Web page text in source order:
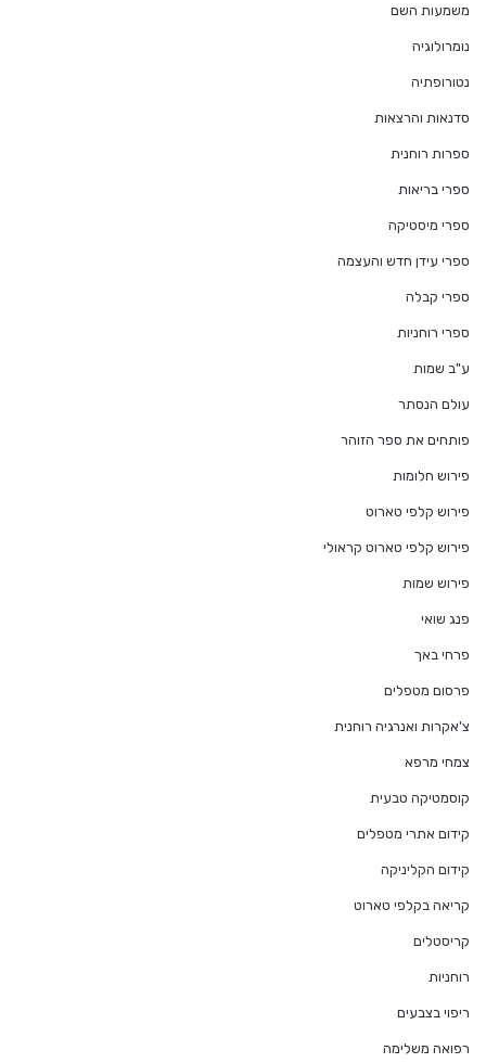
משמעות השם
נומרולוגיה
נטורופתיה
סדנאות והרצאות
ספרות רוחנית
ספרי בריאות
ספרי מיסטיקה
ספרי עידן חדש והעצמה
ספרי קבלה
ספרי רוחניות
ע"ב שמות
עולם הנסתר
פותחים את ספר הזוהר
פירוש חלומות
פירוש קלפי טארוט
פירוש קלפי טארוט קראולי
פירוש שמות
פנג שואי
פרחי באך
פרסום מטפלים
צ'אקרות ואנרגיה רוחנית
צמחי מרפא
קוסמטיקה טבעית
קידום אתרי מטפלים
קידום הקליניקה
קריאה בקלפי טארוט
קריסטלים
רוחניות
ריפוי בצבעים
רפואה משלימה